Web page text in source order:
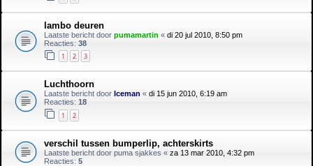
lambo deuren
Laatste bericht door pumamartin « di 20 jul 2010, 8:50 pm
Reacties: 38
1 2 3
Luchthoorn
Laatste bericht door Iceman « di 15 jun 2010, 6:19 am
Reacties: 18
1 2
verschil tussen bumperlip, achterskirts
Laatste bericht door puma sjakkes « za 13 mar 2010, 4:32 pm
Reacties: 5